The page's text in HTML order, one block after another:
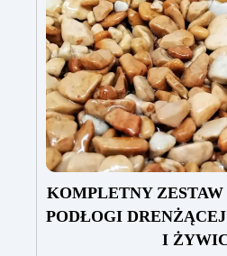
ścierne o ziarnistości
pozostawia
pozbawione
ciemniejszych żelkotach,
więcej
KOMPLETNY
PODŁOGI
I